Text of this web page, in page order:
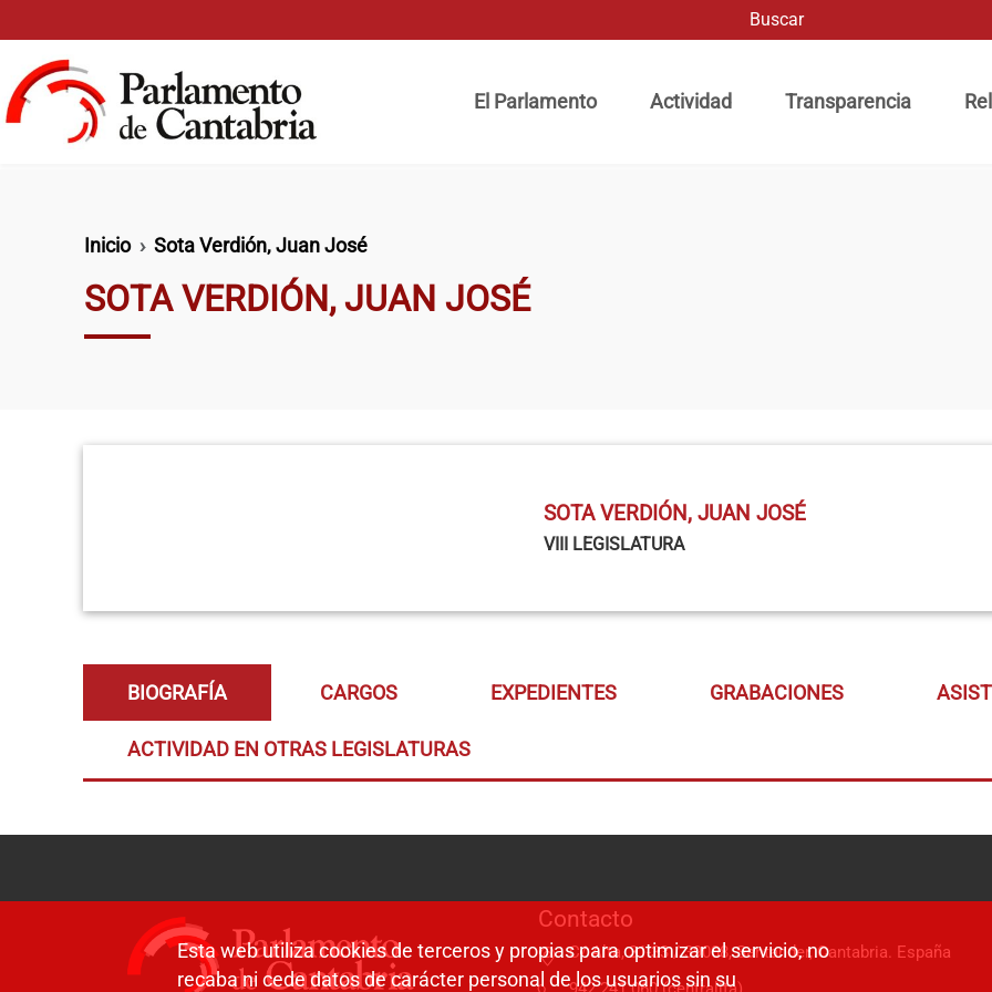
El Parlamento
Actividad Transparencia
Ruta de navegación
Inicio Sota Verdión, Juan José
SOTA VERDIÓN, JUAN JOSÉ
SOTA VERDIÓN, JUAN JOSÉ
VIII LEGISLATURA
BIOGRAFÍA CARGOS EXPEDIENTES GRABACIONES
ACTIVIDAD EN OTRAS LEGISLATURAS
Contacto
C/ Alta, 31-33 / 39008, Santander, Cantabria. España
Esta web utiliza cookies de terceros y propias para optimizar el servicio, no
recaba ni cede datos de carácter personal de los usuarios sin su